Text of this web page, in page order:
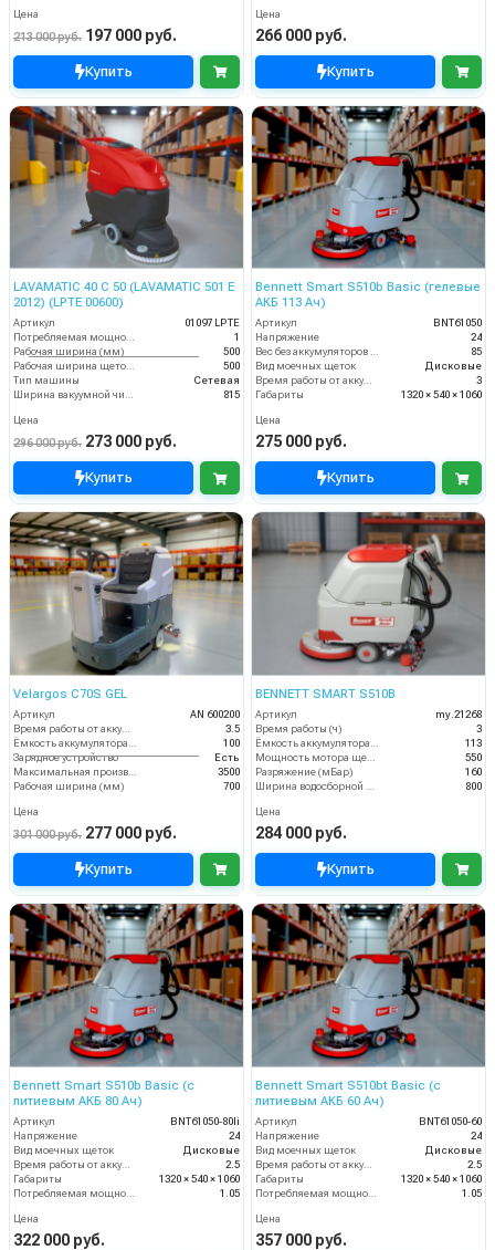
Цена
213 000 руб. 197 000 руб.
Купить
Цена
266 000 руб.
Купить
LAVAMATIC 40 C 50 (LAVAMATIC 501 E
2012) (LPTE 00600)
Артикул
01097 LPTE
Потребляемая мощность (кВт)
1
Рабочая ширина (мм)
500
Рабочая ширина щеток (мм)
500
Тип машины
Сетевая
Ширина вакуумной чистки (мм)
815
Цена
296 000 руб. 273 000 руб.
Купить
Bennett Smart S510b Basic (гелевые
АКБ 113 Ач)
Артикул
BNT61050
Напряжение
24
Вес без аккумуляторов (кг)
85
Вид моечных щеток
Дисковые
Время работы от аккумуляторов (ч)
3
Габариты
1320 × 540 × 1060
Цена
275 000 руб.
Купить
Velargos C70S GEL
Артикул
AN 600200
Время работы от аккумуляторов (ч)
3.5
100
Зарядное устройство
Есть
3500
Рабочая ширина (мм)
700
Цена
301 000 руб. 277 000 руб.
Купить
BENNETT SMART S510B
Артикул
my.21268
Время работы (ч)
3
113
550
Разряжение (мБар)
160
800
Цена
284 000 руб.
Купить
Bennett Smart S510b Basic (с
литиевым АКБ 80 Ач)
Артикул
BNT61050-80li
Напряжение
24
Вид моечных щеток
Дисковые
Время работы от аккумуляторов (ч)
2.5
Габариты
1320 × 540 × 1060
1.05
Цена
322 000 руб.
Bennett Smart S510bt Basic (с
литиевым АКБ 60 Ач)
Артикул
BNT61050-60
Напряжение
24
Вид моечных щеток
Дисковые
Время работы от аккумуляторов (ч)
2.5
Габариты
1320 × 540 × 1060
1.05
Цена
357 000 руб.